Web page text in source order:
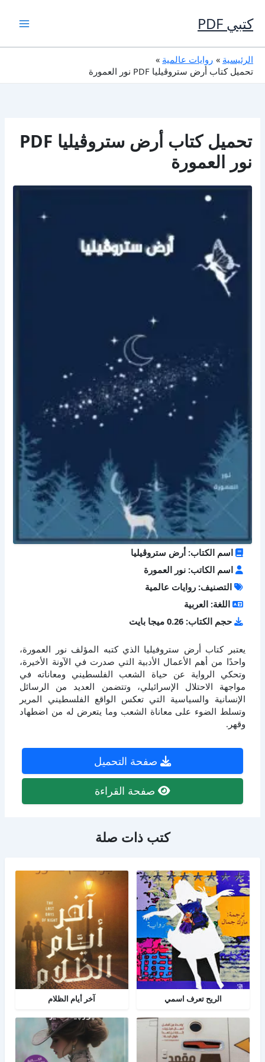
إلى
المحتوى
كتبي PDF
الرئيسية
روايات عالمية
تحميل كتاب أرض ستروڤيليا PDF نور العمورة
تحميل كتاب أرض ستروڤيليا PDF
نور العمورة
اسم الكتاب: أرض ستروڤيليا
اسم الكاتب: نور العمورة
التصنيف: روايات عالمية
اللغة: العربية
حجم الكتاب: 0.26 ميجا بايت
يعتبر كتاب أرض ستروفيليا الذي كتبه المؤلف نور العمورة،
واحدًا من أهم الأعمال الأدبية التي صدرت في الآونة الأخيرة،
وتحكي الرواية عن حياة الشعب الفلسطيني ومعاناته في
مواجهة الاحتلال الإسرائيلي، وتتضمن العديد من الرسائل
الإنسانية والسياسية التي تعكس الواقع الفلسطيني المرير
وتسلط الضوء على معاناة الشعب وما يتعرض له من اضطهاد
وقهر.
صفحة التحميل
صفحة القراءة
كتب ذات صلة
الريح تعرف اسمي آخر أيام الظلام